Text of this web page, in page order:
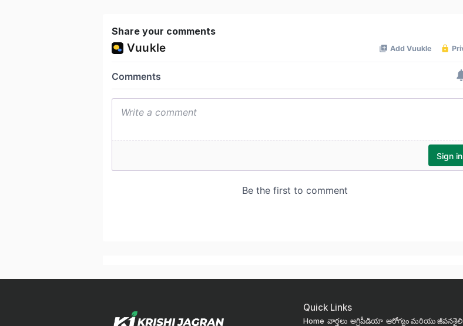
Share your comments
Quick Links
Home వార్తలు అగ్రిపీడియా ఆరోగ్యం మరియు జీవనశైలి